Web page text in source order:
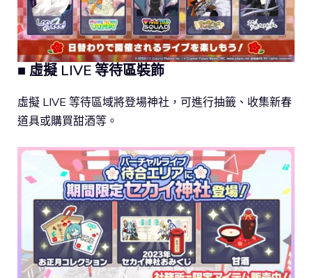
■ 虛擬 LIVE 等待區裝飾
虛擬 LIVE 等待區域將登場神社，可進行抽籤、收集新春
道具或購買甜酒等。